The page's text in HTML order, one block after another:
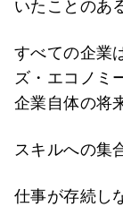
いたことのあ
すべての企業
ズ・エコノミ
企業自体の将
スキルへの集
仕事が存続し